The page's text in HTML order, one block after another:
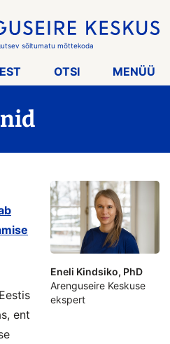
sõltumatu mõttekoda
EST OTSI MENÜÜ
ent
Eneli Kindsiko, PhD
Arenguseire Keskuse
ekspert